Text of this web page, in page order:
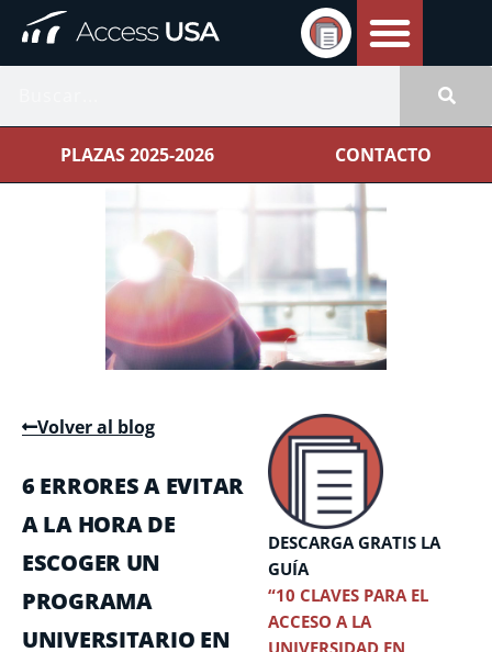
PLAZAS 2025-2026 CONTACTO
Volver al blog
6 ERRORES A EVITAR
A LA HORA DE
ESCOGER UN
PROGRAMA
UNIVERSITARIO EN
DESCARGA GRATIS LA
GUÍA
“10 CLAVES PARA EL
ACCESO A LA